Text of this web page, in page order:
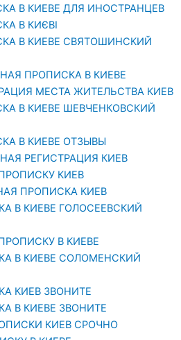
В КИЕВЕ ДЛЯ ИНОСТРАНЦЕВ
В КИЄВІ
В КИЕВЕ СВЯТОШИНСКИЙ
ПРОПИСКА В КИЕВЕ
МЕСТА ЖИТЕЛЬСТВА КИЕВ
В КИЕВЕ ШЕВЧЕНКОВСКИЙ
В КИЕВЕ ОТЗЫВЫ
РЕГИСТРАЦИЯ КИЕВ
КИЕВ
ПРОПИСКА КИЕВ
В КИЕВЕ ГОЛОСЕЕВСКИЙ
В КИЕВЕ
В КИЕВЕ СОЛОМЕНСКИЙ
КИЕВ ЗВОНИТЕ
В КИЕВЕ ЗВОНИТЕ
КИЕВ СРОЧНО